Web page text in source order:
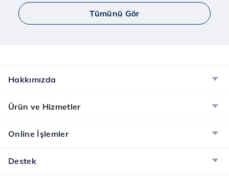
Tümünü Gör
Hakkımızda
Ürün ve Hizmetler
Online İşlemler
Destek